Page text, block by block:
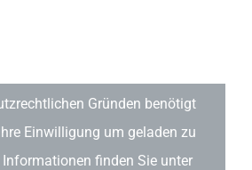
Gründen benötigt
Einwilligung um geladen zu
finden Sie unter